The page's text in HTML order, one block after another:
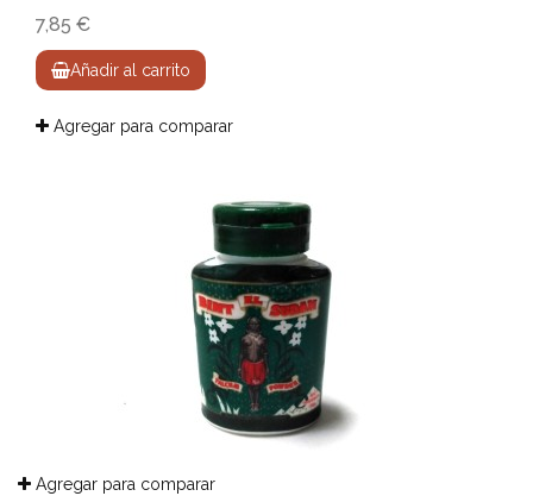
7,85 €
Añadir al carrito
Agregar para comparar
Agregar para comparar